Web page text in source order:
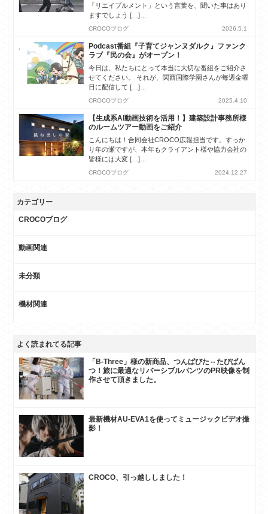
「リエイブルメント」という言葉を、聞いた事はあり
ますでしょう […]…
CROCOブログ 2026.5.1
Podcast番組『子育てジャンヌダルク』ファンク
ラブ『民の会』がオープン！
今日は、私たちにとって本当に大切な番組をご紹介さ
せてください。 それが、関西国際学園さんが毎週金曜
日に配信して […]…
CROCOブログ 2025.4.10
【生成系AI動画技術を活用！】建築設計事務所様
のルームツアー動画をご紹介
こんにちは！合同会社CROCO広報担当です。すっか
り年の瀬ですが、本年もクライアント様や協力会社の
皆様には大変 […]…
CROCOブログ 2024.12.27
カテゴリー
CROCOブログ
動画関連
未分類
機材関連
よく読まれてる記事
「B-Three」様の新商品、つんぱびた⇔たびぱん
つ！旅に最適なリバーシブルパンツのPR映像を制
作させて頂きました。
最新機材AU-EVA1を使ってミュージックビデオ撮
影！
CROCO、引っ越ししました！